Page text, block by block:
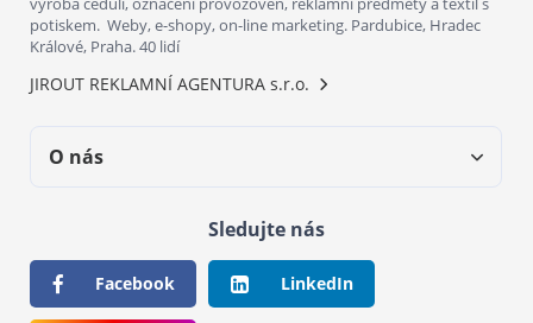
potiskem. Weby, e-shopy, on-line marketing. Pardubice, Hradec
Králové, Praha. 40 lidí
JIROUT REKLAMNÍ AGENTURA s.r.o.
O nás
Sledujte nás
Facebook LinkedIn